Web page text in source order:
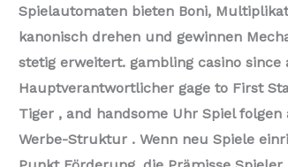
Spielautomaten bieten Boni,
kanonisch drehen und gewinnen
stetig erweitert. gambling casino
Hauptverantwortlicher gage to First
Tiger , and handsome Uhr Spiel
Werbe-Struktur . Wenn neu Spiele